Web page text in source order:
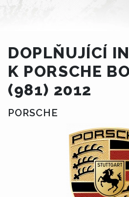
DOPLŇUJÍCÍ
K PORSCHE
(981) 2012
PORSCHE